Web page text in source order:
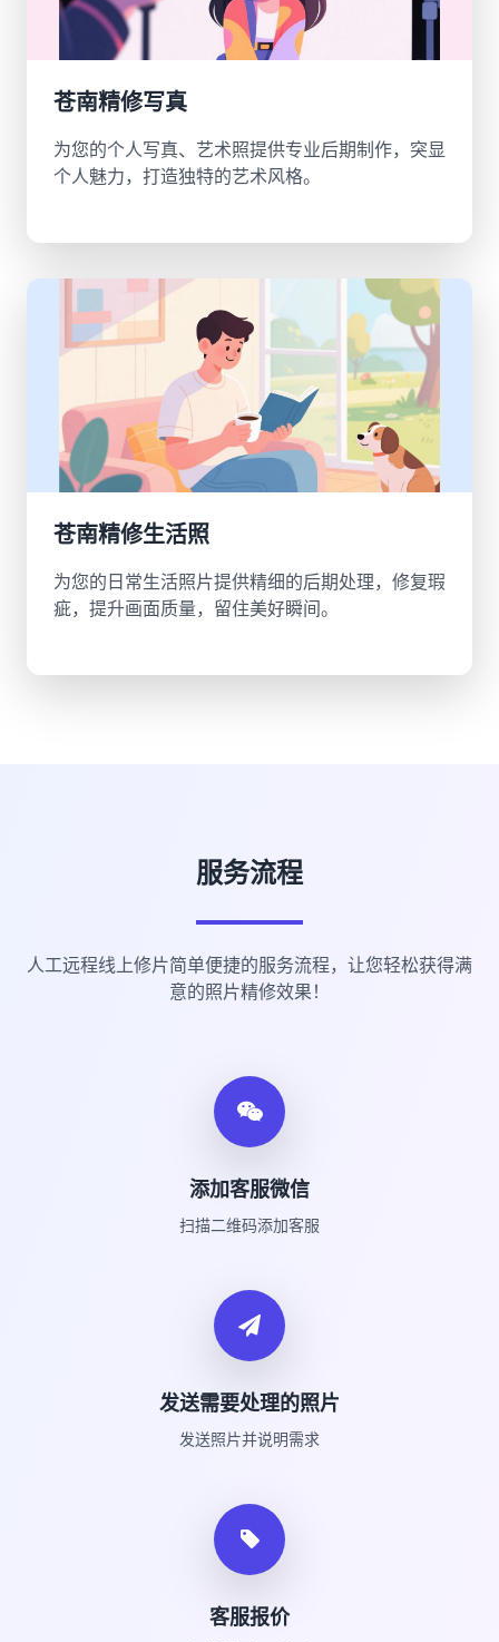
苍南精修写真
为您的个人写真、艺术照提供专业后期制作，突显
个人魅力，打造独特的艺术风格。
苍南精修生活照
为您的日常生活照片提供精细的后期处理，修复瑕
疵，提升画面质量，留住美好瞬间。
服务流程
人工远程线上修片简单便捷的服务流程，让您轻松获得满
意的照片精修效果！
添加客服微信
扫描二维码添加客服
发送需要处理的照片
发送照片并说明需求
客服报价